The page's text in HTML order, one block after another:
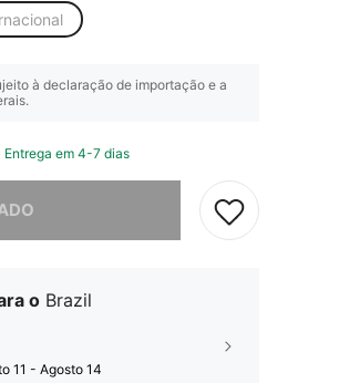
à declaração de importação e a
Entrega em 4-7 dias
o Brazil
11 - Agosto 14